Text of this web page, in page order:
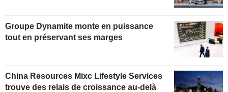
Groupe Dynamite monte en puissance
tout en préservant ses marges
China Resources Mixc Lifestyle Services
trouve des relais de croissance au-delà